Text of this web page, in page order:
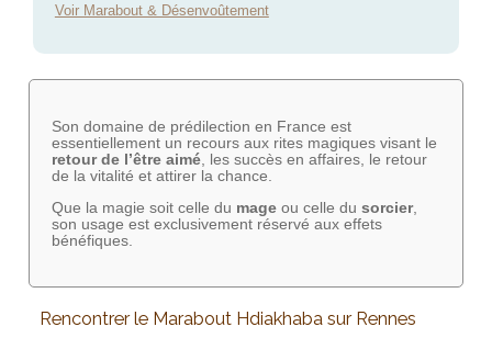
Voir Marabout & Désenvoûtement
Son domaine de prédilection en France est
essentiellement un recours aux rites magiques visant le
retour de l’être aimé, les succès en affaires, le retour
de la vitalité et attirer la chance.
Que la magie soit celle du mageou celle du sorcier,
son usage est exclusivement réservé aux effets
bénéfiques.
Rencontrer le Marabout Hdiakhaba sur Rennes